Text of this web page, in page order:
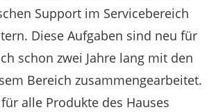
Support im Servicebereich
Diese Aufgaben sind neu für
schon zwei Jahre lang mit den
Bereich zusammengearbeitet.
alle Produkte des Hauses